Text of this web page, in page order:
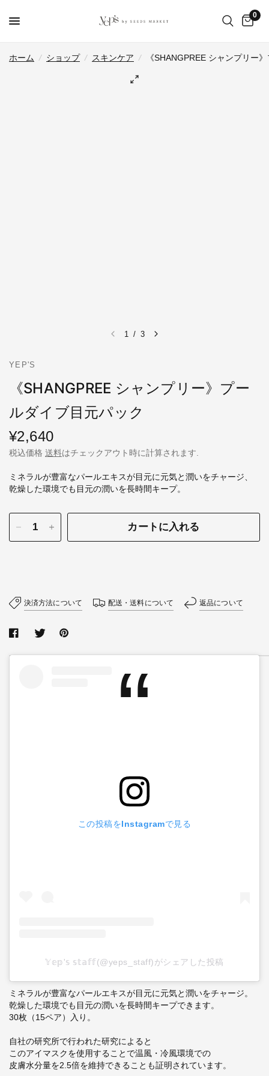
0
ホーム / ショップ / スキンケア / 《SHANGPREE シャンプリー
1 / 3
YEP'S
《SHANGPREE シャンプリー》プー
ルダイブ目元パック
¥2,640
税込価格 送料はチェックアウト時に計算されます.
ミネラルが豊富なパールエキスが目元に元気と潤いをチャージ、
乾燥した環境でも目元の潤いを長時間キープ。
カートに入れる
決済方法について 配送・送料について 返品について
この投稿をInstagramで見る
𝕐𝕖𝕡'𝕤 𝕤𝕥𝕒𝕗𝕗(@yeps_staff)がシェアした投稿
ミネラルが豊富なパールエキスが目元に元気と潤いをチャージ。
乾燥した環境でも目元の潤いを長時間キープできます。
30枚（15ペア）入り。
自社の研究所で行われた研究によると
このアイマスクを使用することで温風・冷風環境での
皮膚水分量を2.5倍を維持できることも証明されています。